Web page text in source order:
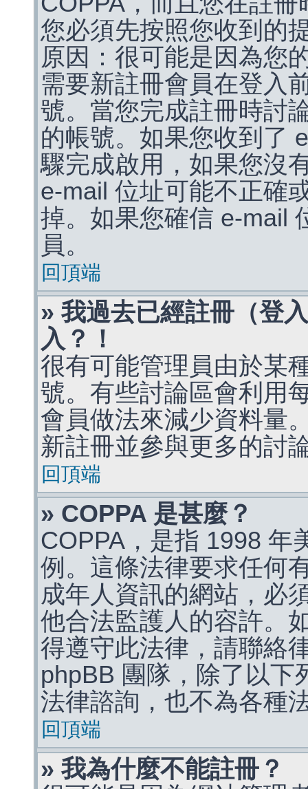
您必須先按照您收到的
原因：很可能是因為您
需要新註冊會員在登入
號。當您完成註冊時討
的帳號。如果您收到了
驟完成啟用，如果您沒
e-mail 位址可能不正確
掉。如果您確信 e-mail
員。
回頂端
» 我過去已經註冊（登
入？！
很有可能管理員由於某
號。有些討論區會利用
會員做法來減少資料量
新註冊並參與更多的討
回頂端
» COPPA 是甚麼？
COPPA，是指 1998 年
例。這條法律要求任何
成年人資訊的網站，必
他合法監護人的容許。
得遵守此法律，請聯絡
phpBB 團隊，除了以下
法律諮詢，也不為各種
回頂端
» 我為什麼不能註冊？